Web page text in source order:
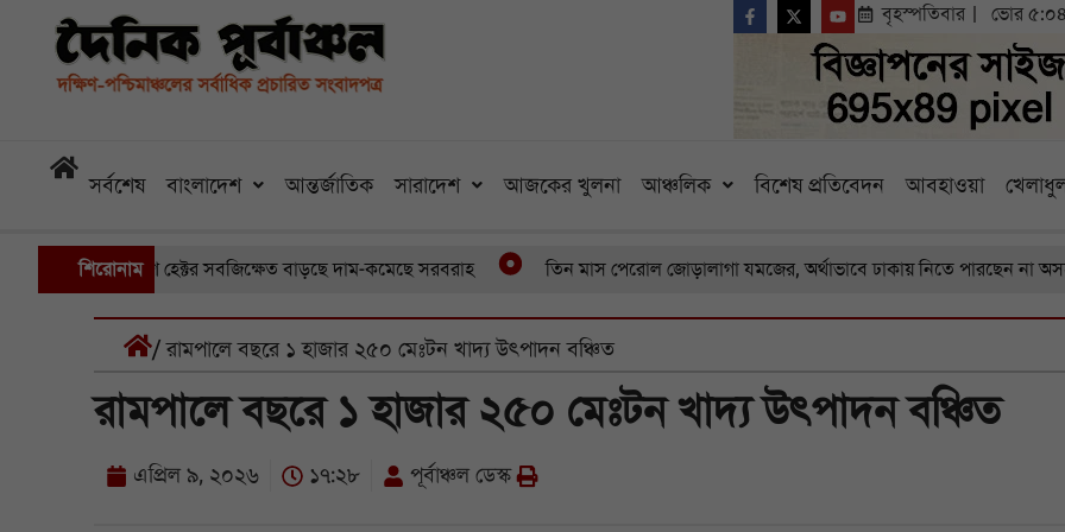
বৃহস্পতিবার ভোর ৫:০৪
সর্বশেষ বাংলাদেশ আন্তর্জাতিক সারাদেশ আজকের খুলনা আঞ্চলিক বিশেষ প্রতিবেদন আবহাওয়া
শিরোনাম
আড়াইশ হেক্টর সবজিক্ষেত বাড়ছে দাম-কমেছে সরবরাহ তিন মাস পেরোল জোড়ালাগা যমজের, অর্থাভাবে ঢাকায় নিতে পারছেন না অসহায় বাবা
/ রামপালে বছরে ১ হাজার ২৫০ মেঃটন খাদ্য উৎপাদন বঞ্চিত
রামপালে বছরে ১ হাজার ২৫০ মেঃটন খাদ্য উৎপাদন বঞ্চিত
এপ্রিল ৯, ২০২৬ ১৭:২৮ পূর্বাঞ্চল ডেস্ক